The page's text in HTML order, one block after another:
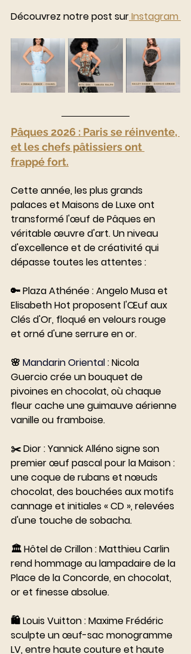
Découvrez notre post sur
Pâques 2026 : Paris se réinvente,
et les chefs pâtissiers ont
frappé fort.
Cette année, les plus grands
palaces et Maisons de Luxe ont
transformé l'œuf de Pâques en
véritable œuvre d'art. Un niveau
d'excellence et de créativité qui
dépasse toutes les attentes :
🔑 Plaza Athénée : Angelo Musa et
Elisabeth Hot proposent l'Œuf aux
Clés d'Or, floqué en velours rouge
et orné d'une serrure en or.
🌸 Mandarin Oriental: Nicola
Guercio crée un bouquet de
pivoines en chocolat, où chaque
fleur cache une guimauve aérienne
vanille ou framboise.
✂️ Dior : Yannick Alléno signe son
premier œuf pascal pour la Maison :
une coque de rubans et nœuds
chocolat, des bouchées aux motifs
cannage et initiales « CD », relevées
d'une touche de sobacha.
🏛️ Hôtel de Crillon : Matthieu Carlin
rend hommage au lampadaire de la
Place de la Concorde, en chocolat,
or et finesse absolue.
🛍️ Louis Vuitton : Maxime Frédéric
sculpte un œuf-sac monogramme
LV, entre haute couture et haute